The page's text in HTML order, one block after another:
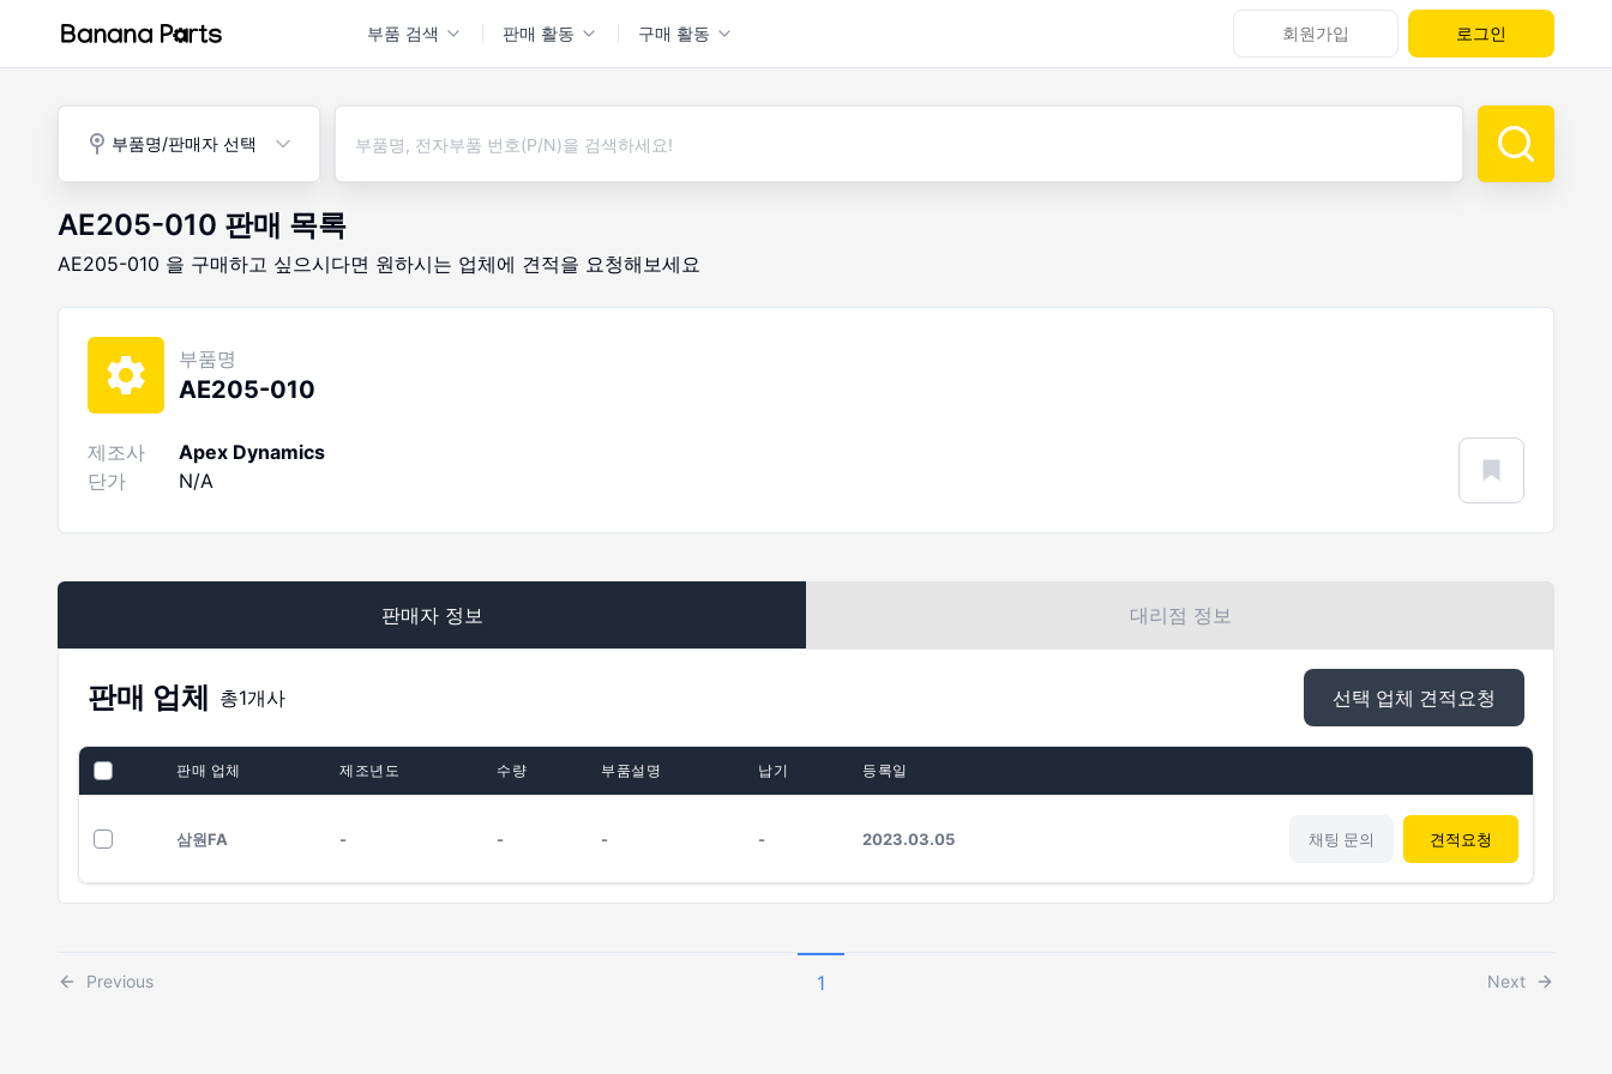
부품 검색 판매 활동 구매 활동 회원가입 로그인
부품명/판매자 선택
AE205-010 판매 목록
AE205-010 을 구매하고 싶으시다면 원하시는 업체에 견적을 요청해보세요
부품명
AE205-010
제조사
Apex Dynamics
단가
N/A
판매자 정보 대리점 정보
판매 업체 총1개사 선택 업체 견적요청
판매 업체 제조년도 수량 부품설명 납기 등록일
삼원FA - - - - 2023.03.05 채팅 문의 견적요청
Previous 1 Next